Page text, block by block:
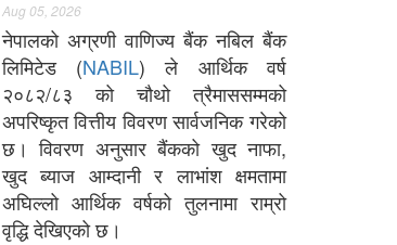
Aug 05, 2026
नेपालको अग्रणी वाणिज्य बैंक नबिल बैंक
लिमिटेड (NABIL) ले आर्थिक वर्ष
२०८२/८३ को चौथो त्रैमाससम्मको
अपरिष्कृत वित्तीय विवरण सार्वजनिक गरेको
छ। विवरण अनुसार बैंकको खुद नाफा,
खुद ब्याज आम्दानी र लाभांश क्षमतामा
अघिल्लो आर्थिक वर्षको तुलनामा राम्रो
वृद्धि देखिएको छ।